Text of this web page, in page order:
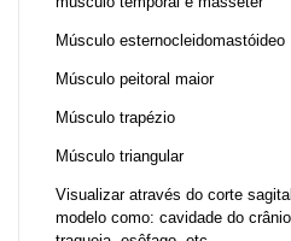
Músculo esternocleidomastóideo
Músculo peitoral maior
Músculo trapézio
Músculo triangular
Visualizar através do corte
modelo como: cavidade do